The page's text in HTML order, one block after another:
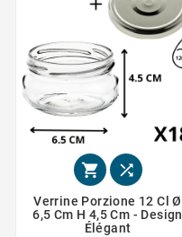
 
Verrine Porzione 12 Cl Ø
6,5 Cm H 4,5 Cm - Design
Élégant